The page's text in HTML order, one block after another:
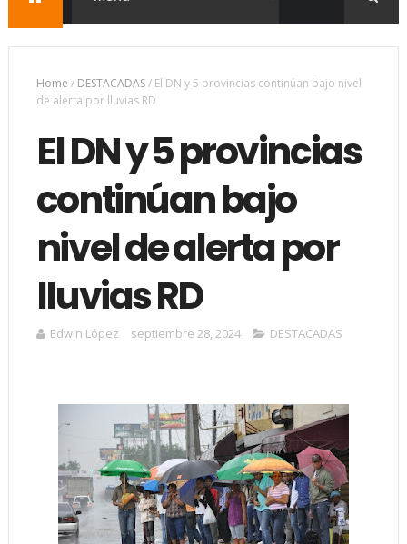
Home / DESTACADAS/ El DN y 5 provincias continúan bajo nivel
de alerta por lluvias RD
El DN y 5 provincias
continúan bajo
nivel de alerta por
lluvias RD
Edwin López septiembre 28, 2024 DESTACADAS